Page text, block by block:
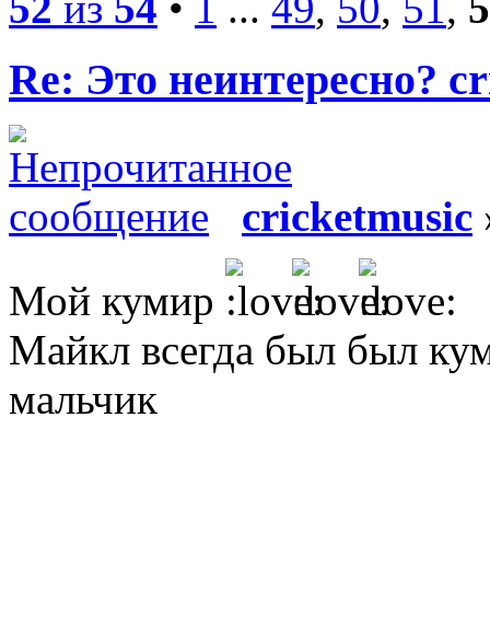
Re: Это неинтересно?
cricketmusic
Мой кумир
Майкл всегда был был
мальчик